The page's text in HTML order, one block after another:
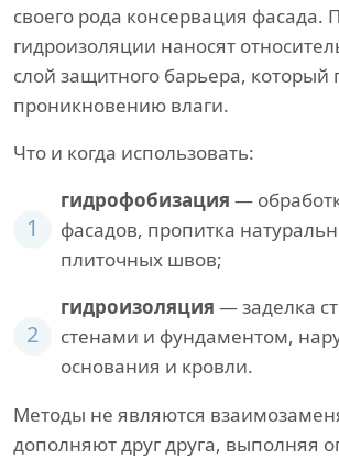
своего рода консервация фасада.
гидроизоляции наносят
слой защитного барьера, который
проникновению влаги.
Что и когда использовать:
1
гидрофобизация —
фасадов, пропитка
плиточных швов;
2
гидроизоляция — заделка
стенами и фундаментом,
основания и кровли.
Методы не являются
дополняют друг друга, выполняя